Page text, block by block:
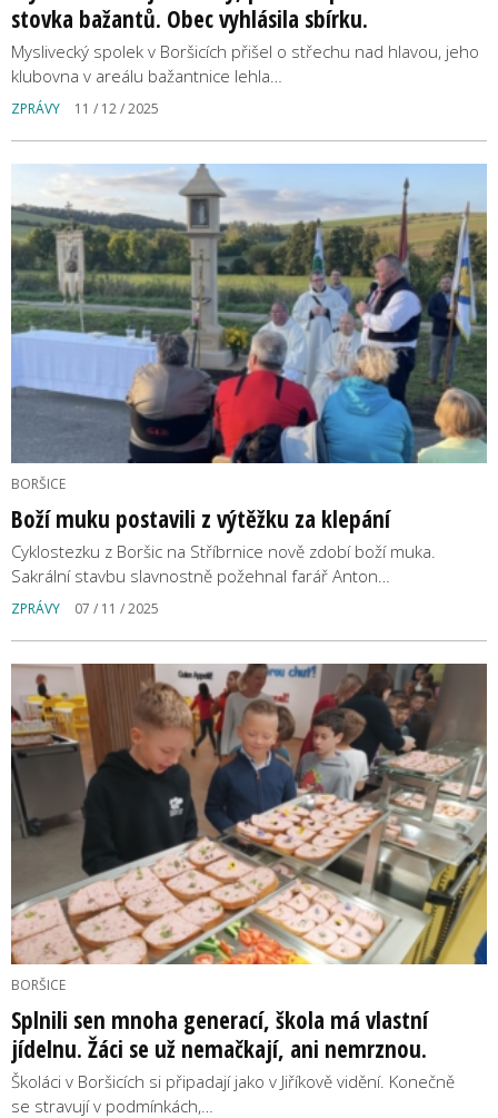
stovka bažantů. Obec vyhlásila sbírku.
Myslivecký spolek v Boršicích přišel o střechu nad hlavou, jeho
klubovna v areálu bažantnice lehla…
ZPRÁVY 11 / 12 / 2025
BORŠICE
Boží muku postavili z výtěžku za klepání
Cyklostezku z Boršic na Stříbrnice nově zdobí boží muka.
Sakrální stavbu slavnostně požehnal farář Anton…
ZPRÁVY 07 / 11 / 2025
BORŠICE
Splnili sen mnoha generací, škola má vlastní
jídelnu. Žáci se už nemačkají, ani nemrznou.
Školáci v Boršicích si připadají jako v Jiříkově vidění. Konečně
se stravují v podmínkách,…